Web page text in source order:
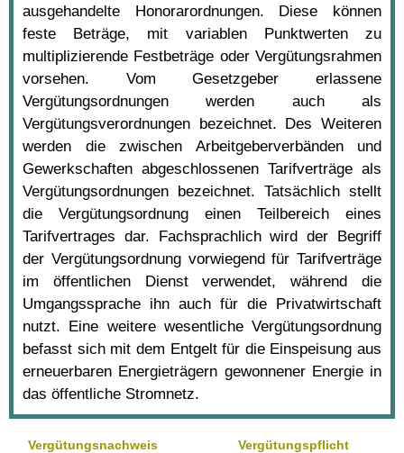
ausgehandelte Honorarordnungen. Diese können
feste Beträge, mit variablen Punktwerten zu
multiplizierende Festbeträge oder Vergütungsrahmen
vorsehen. Vom Gesetzgeber erlassene
Vergütungsordnungen werden auch als
Vergütungsverordnungen bezeichnet. Des Weiteren
werden die zwischen Arbeitgeberverbänden und
Gewerkschaften abgeschlossenen Tarifverträge als
Vergütungsordnungen bezeichnet. Tatsächlich stellt
die Vergütungsordnung einen Teilbereich eines
Tarifvertrages dar. Fachsprachlich wird der Begriff
der Vergütungsordnung vorwiegend für Tarifverträge
im öffentlichen Dienst verwendet, während die
Umgangssprache ihn auch für die Privatwirtschaft
nutzt. Eine weitere wesentliche Vergütungsordnung
befasst sich mit dem Entgelt für die Einspeisung aus
erneuerbaren Energieträgern gewonnener Energie in
das öffentliche Stromnetz.
Vergütungsnachweis Vergütungspflicht